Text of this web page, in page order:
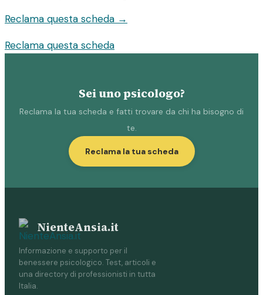
Reclama questa scheda →
Reclama questa scheda
Sei uno psicologo?
Reclama la tua scheda e fatti trovare da chi ha bisogno di
te.
Reclama la tua scheda
NienteAnsia.it
Informazione e supporto per il
benessere psicologico. Test, articoli e
una directory di professionisti in tutta
Italia.